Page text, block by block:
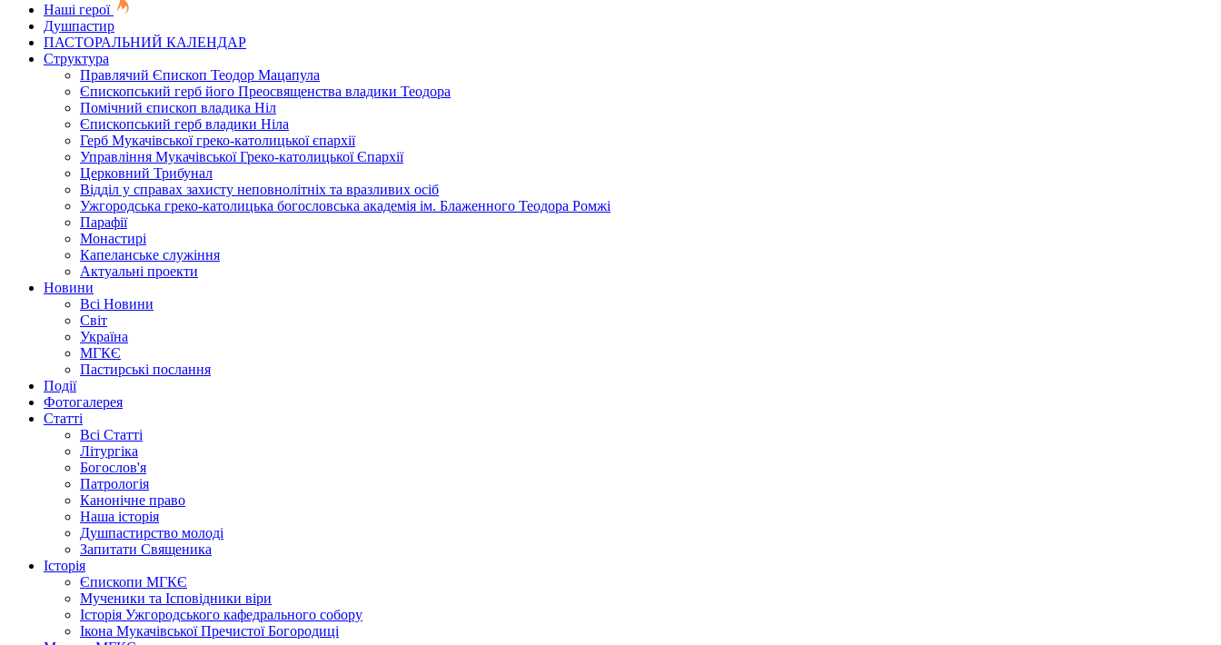
Наші герої
Душпастир
ПАСТОРАЛЬНИЙ КАЛЕНДАР
Структура
Правлячий Єпископ Теодор Мацапула
Єпископський герб його Преосвященства владики Теодора
Помічний єпископ владика Ніл
Єпископський герб владики Ніла
Герб Мукачівської греко-католицької єпархії
Управління Мукачівської Греко-католицької Єпархії
Церковний Трибунал
Відділ у справах захисту неповнолітніх та вразливих осіб
Ужгородська греко-католицька богословська академія ім. Блаженного Теодора Ромжі
Парафії
Монастирі
Капеланське служіння
Актуальні проекти
Новини
Всі Новини
Світ
Україна
МГКЄ
Пастирські послання
Події
Фотогалерея
Статті
Всі Статті
Літургіка
Богослов'я
Патрологія
Канонічне право
Наша історія
Душпастирство молоді
Запитати Священика
Історія
Єпископи МГКЄ
Мученики та Ісповідники віри
Історія Ужгородського кафедрального собору
Ікона Мукачівської Пречистої Богородиці